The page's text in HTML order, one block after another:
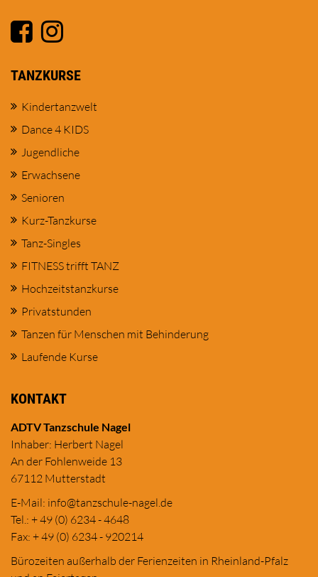
TANZKURSE
Kindertanzwelt
Dance 4 KIDS
Jugendliche
Erwachsene
Senioren
Kurz-Tanzkurse
Tanz-Singles
FITNESS trifft TANZ
Hochzeitstanzkurse
Privatstunden
Tanzen für Menschen mit Behinderung
Laufende Kurse
KONTAKT
ADTV Tanzschule Nagel
Inhaber: Herbert Nagel
An der Fohlenweide 13
67112 Mutterstadt
E-Mail: info@tanzschule-nagel.de
Tel.: + 49 (0) 6234 - 4648
Fax: + 49 (0) 6234 - 920214
Bürozeiten außerhalb der Ferienzeiten in Rheinland-Pfalz